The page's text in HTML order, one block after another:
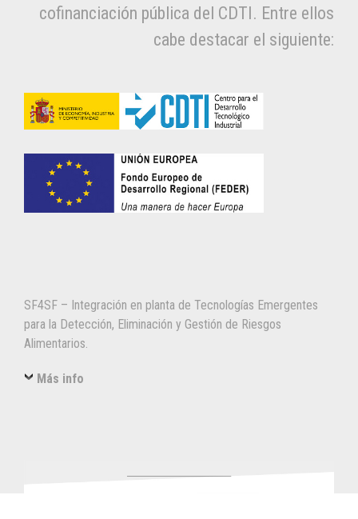
cofinanciación pública del CDTI. Entre ellos
cabe destacar el siguiente:
SF4SF – Integración en planta de Tecnologías Emergentes
para la Detección, Eliminación y Gestión de Riesgos
Alimentarios.
Más info